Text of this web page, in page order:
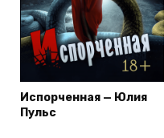
Испорченная — Юлия
Пульс